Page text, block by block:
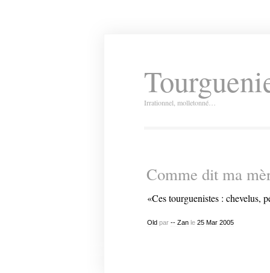
Irrationnel, molletonné…
Comme dit ma
«Ces tourguenistes : chevelus,
Oldpar -- Zanle 25 Mar 2005